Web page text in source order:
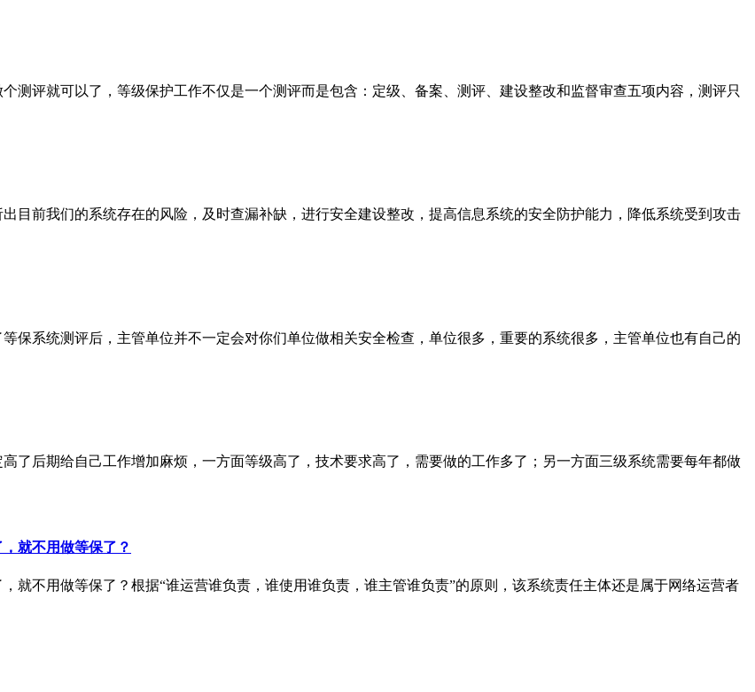
测评就可以了，等级保护工作不仅是一个测评而是包含：定级、备案、测评、建设整改和监督审查五项内容，测评只
目前我们的系统存在的风险，及时查漏补缺，进行安全建设整改，提高信息系统的安全防护能力，降低系统受到攻击
保系统测评后，主管单位并不一定会对你们单位做相关安全检查，单位很多，重要的系统很多，主管单位也有自己的
了后期给自己工作增加麻烦，一方面等级高了，技术要求高了，需要做的工作多了；另一方面三级系统需要每年都做
就不用做等保了？
就不用做等保了？根据“谁运营谁负责，谁使用谁负责，谁主管谁负责”的原则，该系统责任主体还是属于网络运营者